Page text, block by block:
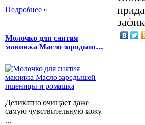
Подробнее »
Молочко для снятия
макияжа Масло зародыш…
Деликатно очищает даже
самую чувствительную кожу
...